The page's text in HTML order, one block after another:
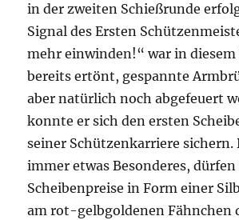
in der zweiten Schießrunde
Signal des Ersten
mehr einwinden!“ war in
bereits ertönt, gespannte
aber natürlich noch abgefeuert
konnte er sich den ersten
seiner Schützenkarriere sichern.
immer etwas Besonderes, dürfen
Scheibenpreise in Form einer
am rot-gelbgoldenen Fähnchen